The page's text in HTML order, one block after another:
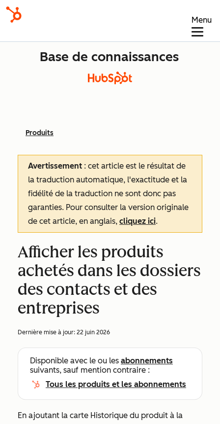
Menu
Base de connaissances
Produits
Avertissement : cet article est le résultat de
la traduction automatique, l'exactitude et la
fidélité de la traduction ne sont donc pas
garanties. Pour consulter la version originale
de cet article, en anglais, cliquez ici.
Afficher les produits
achetés dans les dossiers
des contacts et des
entreprises
Dernière mise à jour: 22 juin 2026
Disponible avec le ou les abonnements
suivants, sauf mention contraire :
Tous les produits et les abonnements
En ajoutant la carte Historique du produit à la